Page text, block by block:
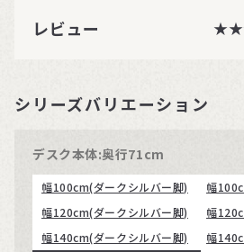
レビュー
シリーズバリエーション
デスク本体:奥行71cm
幅100cm(ダークシルバー脚)
幅
幅120cm(ダークシルバー脚)
幅
幅140cm(ダークシルバー脚)
幅